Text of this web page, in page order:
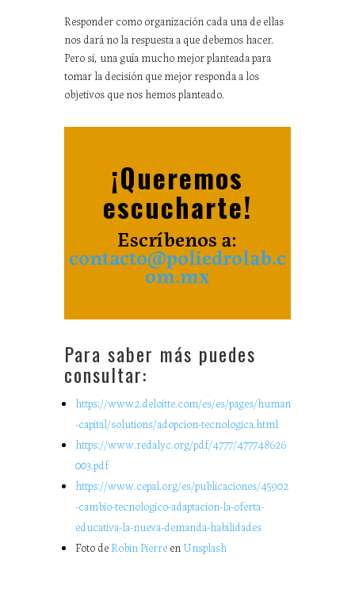
Responder como organización cada una de ellas
nos dará no la respuesta a que debemos hacer.
Pero si, una guía mucho mejor planteada para
tomar la decisión que mejor responda a los
objetivos que nos hemos planteado.
¡Queremos
escucharte!
Escríbenos a:
contacto@poliedrolab.c
om.mx
Para saber más puedes
consultar:
https://www2.deloitte.com/es/es/pages/human
-capital/solutions/adopcion-tecnologica.html
https://www.redalyc.org/pdf/4777/477748626
003.pdf
https://www.cepal.org/es/publicaciones/45902
-cambio-tecnologico-adaptacion-la-oferta-
educativa-la-nueva-demanda-habilidades
Foto de Robin Pierreen Unsplash